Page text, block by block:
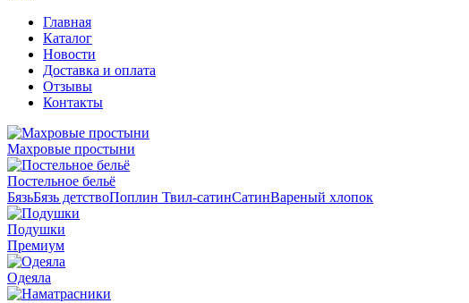
Главная
Каталог
Новости
Доставка и оплата
Отзывы
Контакты
Махровые простыни
Постельное бельё
БязьБязь детствоПоплин Твил-сатинСатинВареный хлопок
Подушки
Премиум
Одеяла